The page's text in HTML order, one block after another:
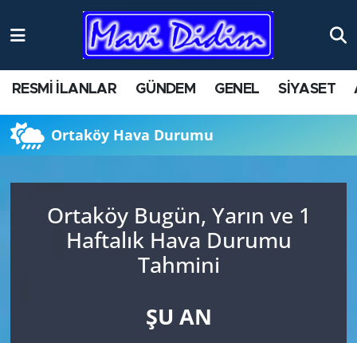
RESMİ İLANLAR GÜNDEM GENEL SİYASET
Ortaköy Hava Durumu
Ortaköy Bugün, Yarın ve 1
Haftalık Hava Durumu
Tahmini
ŞU AN
ANTİK YERLER
AYDIN
BİLİM VE TEKNOLOJİ
ÇEVRE
Nöbetçi Eczaneler
Namaz Vakitleri
Trafik Durumu
Süper Lig Puan Durumu ve Fikstür
Tüm Manşetler